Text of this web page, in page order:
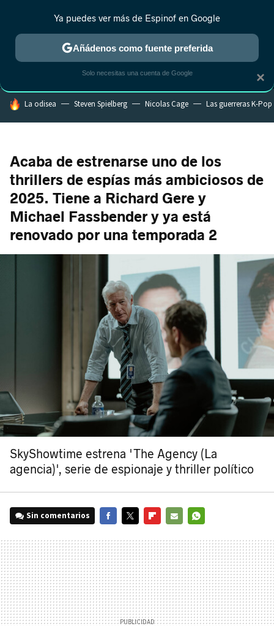
MENÚ NUEVO
ESTRENOS REALITY ANIME RANKINGS CINE
HOY SE HABLA DE
La odisea Steven Spielberg Nicolas Cage Las guerreras K-Pop
Acaba de estrenarse uno de los
thrillers de espías más ambiciosos de
2025. Tiene a Richard Gere y
Michael Fassbender y ya está
renovado por una temporada 2
SkyShowtime estrena 'The Agency (La
agencia)', serie de espionaje y thriller político
Sin comentarios
MAIL
×
Ya puedes ver más de Espinof en Google
Añádenos como fuente preferida
Solo necesitas una cuenta de Google